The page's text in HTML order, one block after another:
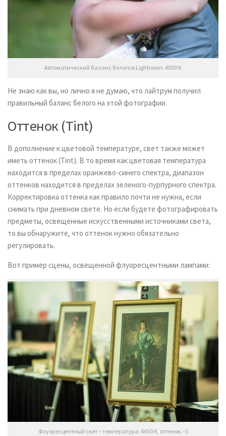
Автоматический баланс белого в Lightroom: 4050 К
Не знаю как вы, но лично я не думаю, что лайтрум получил
правильный баланс белого на этой фотографии.
Оттенок (Tint)
В дополнение к цветовой температуре, свет также может
иметь оттенок (Tint). В то время как цветовая температура
находится в пределах оранжево-синего спектра, диапазон
оттенков находится в пределах зеленого-пурпурного спектра.
Корректировка оттенка как правило почти не нужна, если
снимать при дневном свете. Но если будете фотографировать
предметы, освещенные искусственными источниками света,
то вы обнаружите, что оттенок нужно обязательно
регулировать.
Вот пример сцены, освещенной флуоресцентными лампами:
Флуоресцентный свет – температура: 4450 К, оттенок: -5